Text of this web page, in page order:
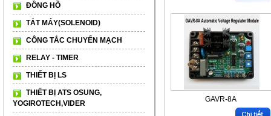
ĐỒNG HỒ
TẮT MÁY(SOLENOID)
CÔNG TẮC CHUYỂN MẠCH
RELAY - TIMER
THIẾT BỊ LS
THIẾT BỊ ATS OSUNG,
YOGIROTECH,VIDER
GAVR-8A